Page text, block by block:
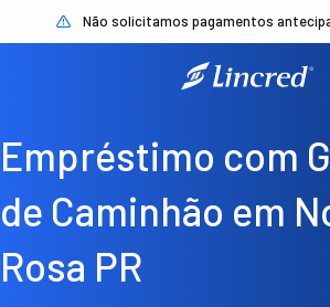
Não solicitamos pagamentos
Empréstimo com
de Caminhão em
Rosa PR